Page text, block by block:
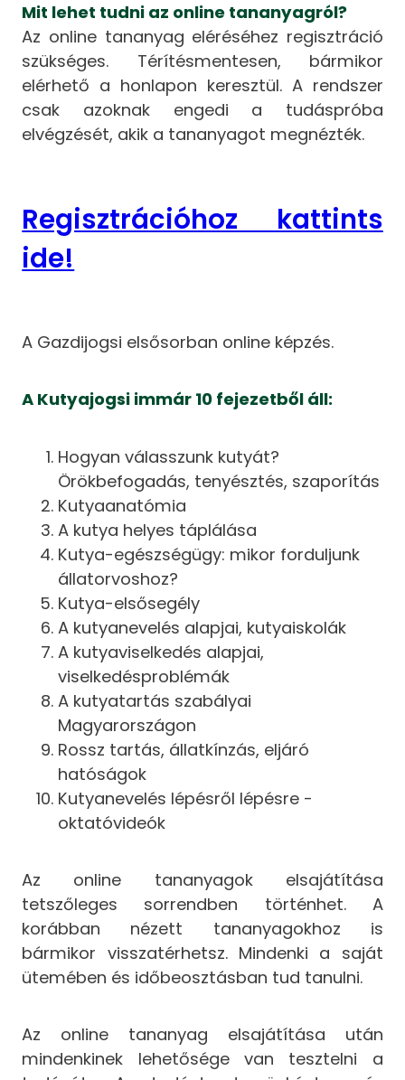
Mit lehet tudni az online tananyagról?
Az online tananyag eléréséhez regisztráció
szükséges. Térítésmentesen, bármikor
elérhető a honlapon keresztül. A rendszer
csak azoknak engedi a tudáspróba
elvégzését, akik a tananyagot megnézték.
Regisztrációhoz kattints
ide!
A Gazdijogsi elsősorban online képzés.
A Kutyajogsi immár 10 fejezetből áll:
Hogyan válasszunk kutyát?
Örökbefogadás, tenyésztés, szaporítás
Kutyaanatómia
A kutya helyes táplálása
Kutya-egészségügy: mikor forduljunk
állatorvoshoz?
Kutya-elsősegély
A kutyanevelés alapjai, kutyaiskolák
A kutyaviselkedés alapjai,
viselkedésproblémák
A kutyatartás szabályai
Magyarországon
Rossz tartás, állatkínzás, eljáró
hatóságok
Kutyanevelés lépésről lépésre -
oktatóvideók
Az online tananyagok elsajátítása
tetszőleges sorrendben történhet. A
korábban nézett tananyagokhoz is
bármikor visszatérhetsz. Mindenki a saját
ütemében és időbeosztásban tud tanulni.
Az online tananyag elsajátítása után
mindenkinek lehetősége van tesztelni a